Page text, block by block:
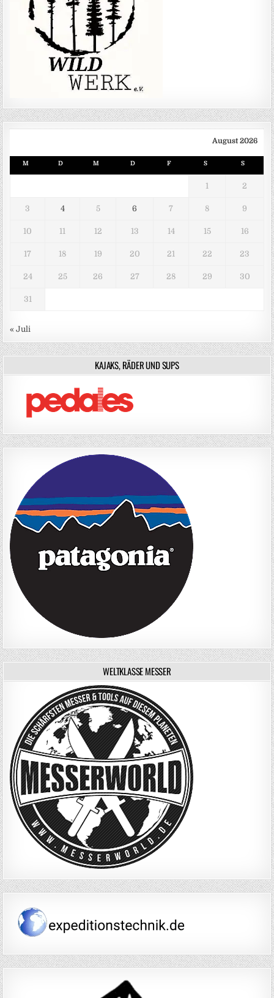
August 2026
M D M D F S S
1 2
3 4 5 6 7 8 9
10 11 12 13 14 15 16
17 18 19 20 21 22 23
24 25 26 27 28 29 30
31
« Juli
KAJAKS, RÄDER UND SUPS
WELTKLASSE MESSER